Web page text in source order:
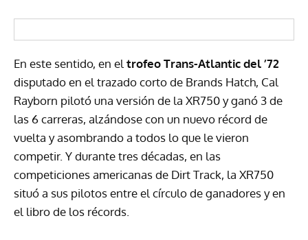
En este sentido, en el trofeo Trans-Atlantic del ’72
disputado en el trazado corto de Brands Hatch, Cal
Rayborn pilotó una versión de la XR750 y ganó 3 de
las 6 carreras, alzándose con un nuevo récord de
vuelta y asombrando a todos lo que le vieron
competir. Y durante tres décadas, en las
competiciones americanas de Dirt Track, la XR750
situó a sus pilotos entre el círculo de ganadores y en
el libro de los récords.